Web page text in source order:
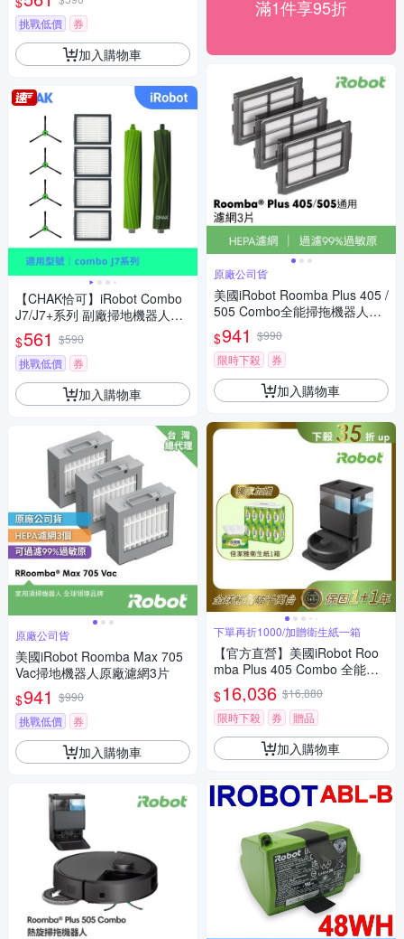
x4 濾網x4)
挑戰低價
券
加入購物車
【CHAK恰可】iRobot Combo
J7/J7+系列 副廠掃地機器人配
件耗材超值組
$561 $590
挑戰低價
券
加入購物車
原廠公司貨
美國iRobot Roomba Max 705
Vac掃地機器人原廠濾網3片
$941 $990
挑戰低價
券
加入購物車
滿1件享95折
原廠公司貨
美國iRobot Roomba Plus 405 /
505 Combo全能掃拖機器人專
用原廠濾網3片
$941 $990
限時下殺
券
加入購物車
下單再折1000/加贈衛生紙一箱
【官方直營】美國iRobot Roo
mba Plus 405 Combo 全能旋
風掃拖機器人 總代理保固1+1
年
$16,036 $16,880
限時下殺
券 贈品
加入購物車